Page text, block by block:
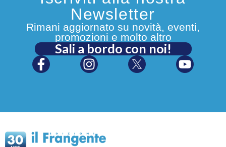
Newsletter
Rimani aggiornato su novità, eventi,
promozioni e molto altro
Sali a bordo con noi!